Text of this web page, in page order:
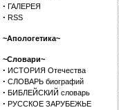
· ГАЛЕРЕЯ
· RSS
~Апологетика~
~Словари~
· ИСТОРИЯ Отечества
· СЛОВАРЬ биографий
· БИБЛЕЙСКИЙ словарь
· РУССКОЕ ЗАРУБЕЖЬЕ